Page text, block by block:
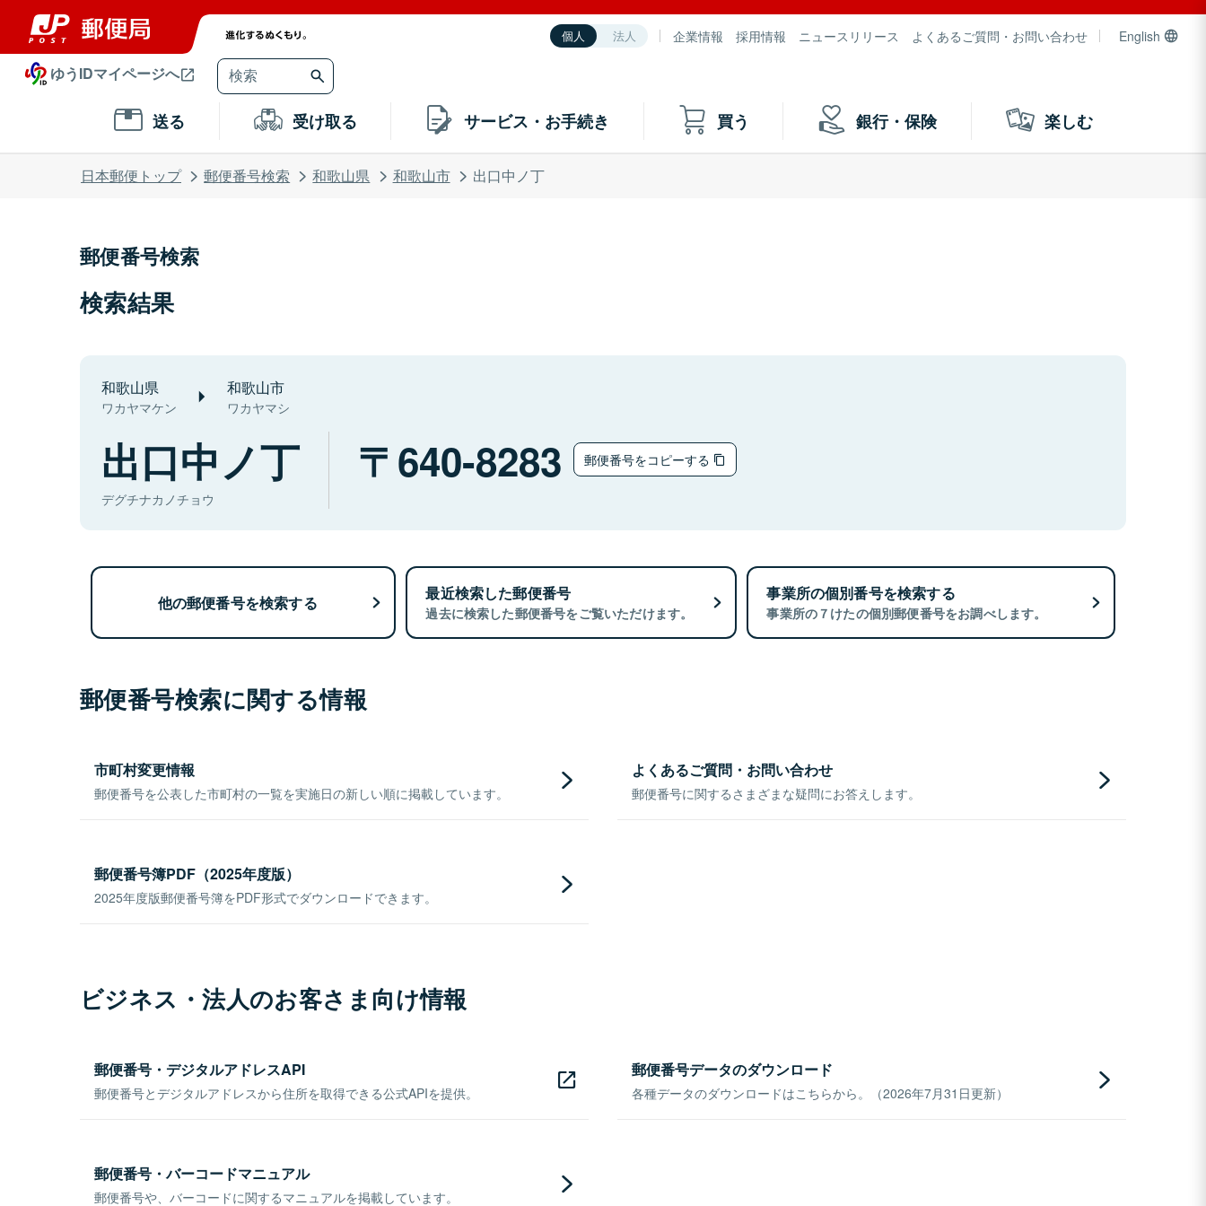
個人 法人 企業情報 採用情報 ニュースリリース よくあるご質問・お問い合わせ English
ゆうIDマイページへ
送る 受け取る サービス・お手続き 買う 銀行・保険 楽しむ
日本郵便トップ 郵便番号検索 和歌山県 和歌山市 出口中ノ丁
郵便番号検索
検索結果
和歌山県
ワカヤマケン
和歌山市
ワカヤマシ
出口中ノ丁
デグチナカノチョウ
640-8283 郵便番号をコピーする
他の郵便番号を検索する 最近検索した郵便番号
過去に検索した郵便番号をご覧いただけます。
事業所の個別番号を検索する
事業所の７けたの個別郵便番号をお調べします。
郵便番号検索に関する情報
市町村変更情報
郵便番号を公表した市町村の一覧を実施日の新しい順に掲載しています。
よくあるご質問・お問い合わせ
郵便番号に関するさまざまな疑問にお答えします。
郵便番号簿PDF（2025年度版）
2025年度版郵便番号簿をPDF形式でダウンロードできます。
ビジネス・法人のお客さま向け情報
郵便番号・デジタルアドレスAPI
郵便番号とデジタルアドレスから住所を取得できる公式APIを提供。
郵便番号データのダウンロード
各種データのダウンロードはこちらから。（2026年7月31日更新）
郵便番号・バーコードマニュアル
郵便番号や、バーコードに関するマニュアルを掲載しています。